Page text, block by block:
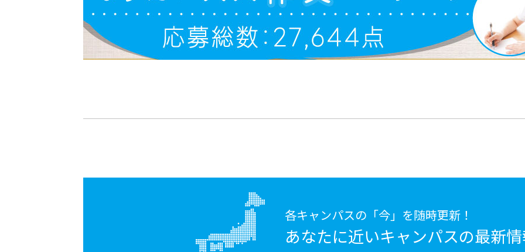
各キャンパスの「今」を随時更新！
あなたに近いキャンパスの最新